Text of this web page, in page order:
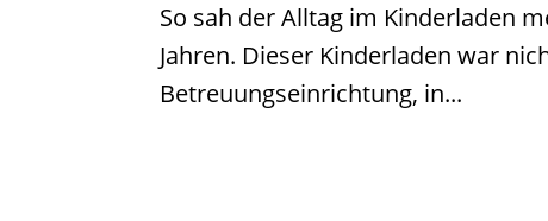
So sah der Alltag im Kinderladen
Jahren. Dieser Kinderladen war
Betreuungseinrichtung, in...